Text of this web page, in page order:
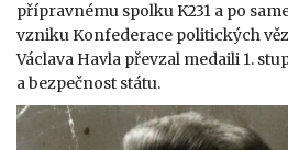
přípravnému spolku K231 a po
vzniku Konfederace politických
Václava Havla převzal medaili 1.
a bezpečnost státu.